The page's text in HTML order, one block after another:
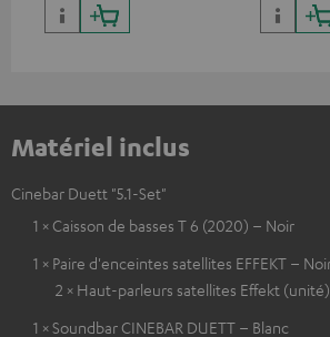
Matériel inclus
Cinebar Duett "5.1-Set"
1 × Caisson de basses T 6 (2020) – Noir
1 × Paire d'enceintes satellites EFFEKT –
2 × Haut-parleurs satellites Effekt
1 × Soundbar CINEBAR DUETT – Blanc